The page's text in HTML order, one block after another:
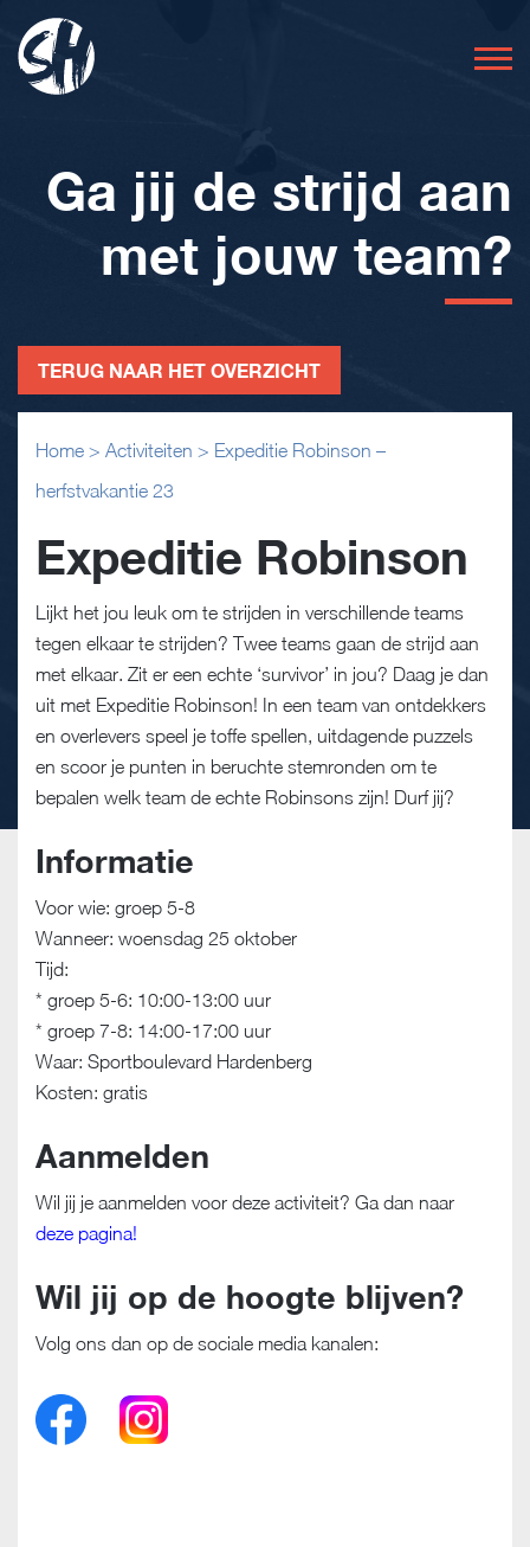
Ga jij de strijd aan
met jouw team?
TERUG NAAR HET OVERZICHT
Home > Activiteiten > Expeditie Robinson –
herfstvakantie 23
Expeditie Robinson
Lijkt het jou leuk om te strijden in verschillende teams
tegen elkaar te strijden? Twee teams gaan de strijd aan
met elkaar. Zit er een echte ‘survivor’ in jou? Daag je dan
uit met Expeditie Robinson! In een team van ontdekkers
en overlevers speel je toffe spellen, uitdagende puzzels
en scoor je punten in beruchte stemronden om te
bepalen welk team de echte Robinsons zijn! Durf jij?
Informatie
Voor wie: groep 5-8
Wanneer: woensdag 25 oktober
Tijd:
* groep 5-6: 10:00-13:00 uur
* groep 7-8: 14:00-17:00 uur
Waar: Sportboulevard Hardenberg
Kosten: gratis
Aanmelden
Wil jij je aanmelden voor deze activiteit? Ga dan naar
deze pagina!
Wil jij op de hoogte blijven?
Volg ons dan op de sociale media kanalen: